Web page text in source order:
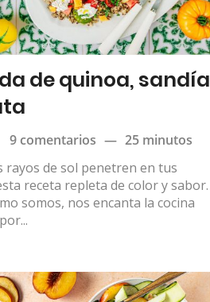
de quinoa, sandía
9 comentarios — 25 minutos
rayos de sol penetren en tus
receta repleta de color y sabor.
somos, nos encanta la cocina